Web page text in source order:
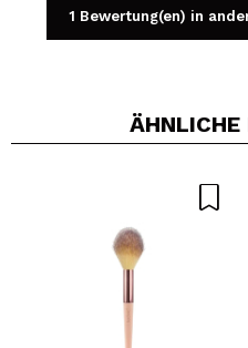
Ein Video
Würden Sie diesen Kauf
1 Bewertung(en) in
ÄHNLICHE